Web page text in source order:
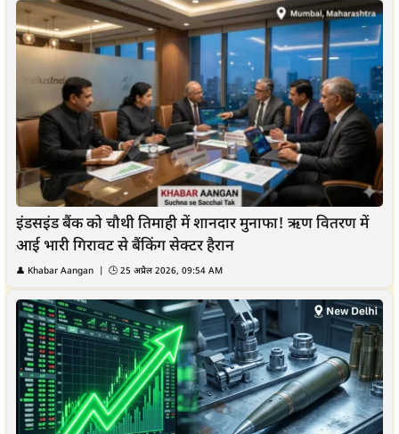
इंडसइंड बैंक को चौथी तिमाही में शानदार मुनाफा! ऋण वितरण में
आई भारी गिरावट से बैंकिंग सेक्टर हैरान
👤 Khabar Aangan | 🕒 25 अप्रैल 2026, 09:54 AM